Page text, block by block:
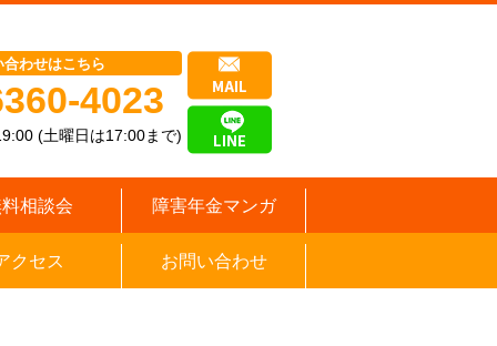
合わせはこちら
4023
(土曜日は17:00まで)
相談会 障害年金マンガ
クセス お問い合わせ